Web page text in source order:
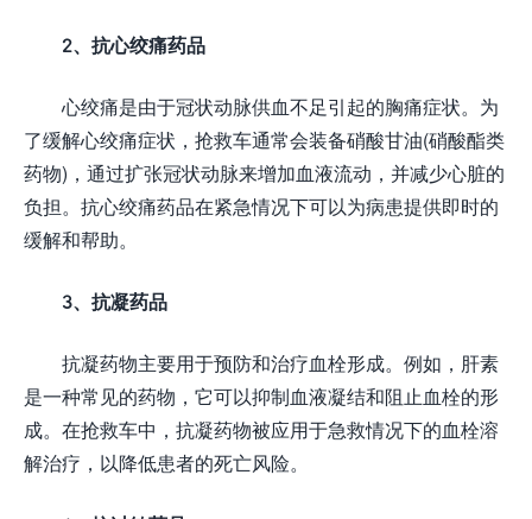
2、抗心绞痛药品
心绞痛是由于冠状动脉供血不足引起的胸痛症状。为
了缓解心绞痛症状，抢救车通常会装备硝酸甘油(硝酸酯类
药物)，通过扩张冠状动脉来增加血液流动，并减少心脏的
负担。抗心绞痛药品在紧急情况下可以为病患提供即时的
缓解和帮助。
3、抗凝药品
抗凝药物主要用于预防和治疗血栓形成。例如，肝素
是一种常见的药物，它可以抑制血液凝结和阻止血栓的形
成。在抢救车中，抗凝药物被应用于急救情况下的血栓溶
解治疗，以降低患者的死亡风险。